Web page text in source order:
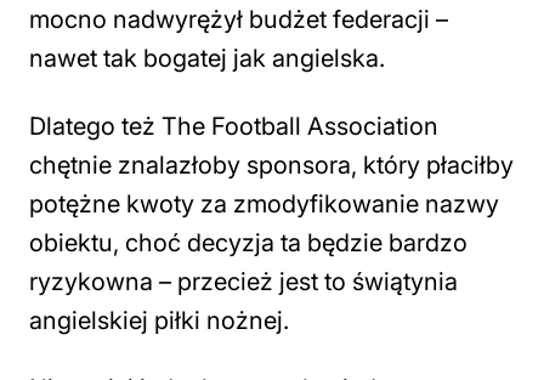
mocno nadwyrężył budżet federacji –
nawet tak bogatej jak angielska.
Dlatego też The Football Association
chętnie znalazłoby sponsora, który płaciłby
potężne kwoty za zmodyfikowanie nazwy
obiektu, choć decyzja ta będzie bardzo
ryzykowna – przecież jest to świątynia
angielskiej piłki nożnej.